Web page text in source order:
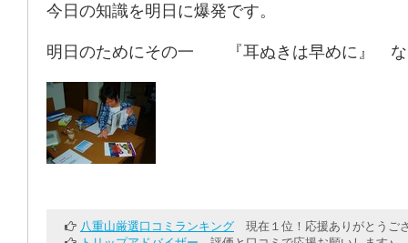
今日の知識を明日に爆発です。
明日のためにその一 『耳ぬきは早めに』 な
八重山厳選口コミランキング 現在１位！応援ありがとうご